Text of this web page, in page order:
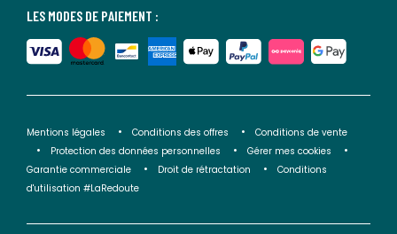
LES MODES DE PAIEMENT :
Mentions légales Conditions des offres
Conditions de vente
Protection des données personnelles
Gérer mes cookies
Garantie commerciale
Droit de rétractation
Conditions
d'utilisation #LaRedoute